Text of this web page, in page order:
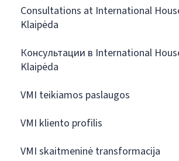
Consultations at International
Klaipėda
Консультации в International
Klaipėda
VMI teikiamos paslaugos
VMI kliento profilis
VMI skaitmeninė transformacija